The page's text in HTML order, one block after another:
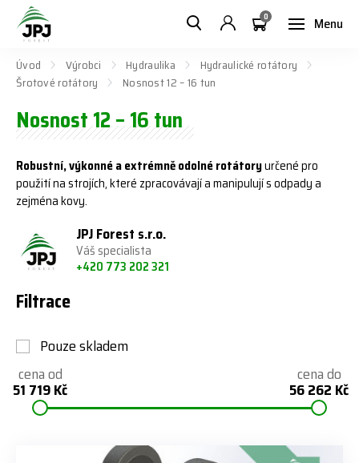
Menu
0
Úvod Výrobci Hydraulika
Hydraulické rotátory
Šrotové rotátory
Nosnost 12 – 16 tun
Nosnost 12 – 16 tun
Robustní, výkonné a extrémně odolné rotátoryurčené pro
použití na strojích, které zpracovávají a manipulují s odpady a
zejména kovy.
JPJ Forest s.r.o.
Váš specialista
+420 773 202 321
Filtrace
Pouze skladem
cena od
51 719 Kč
cena do
56 262 Kč